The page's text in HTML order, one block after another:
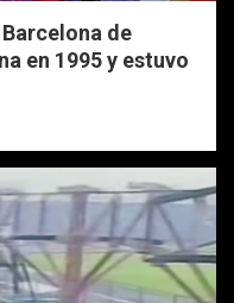
de
en 1995 y estuvo